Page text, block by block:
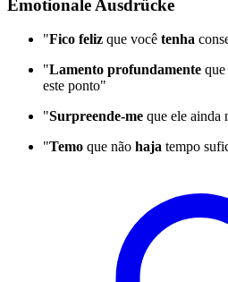
Emotionale Ausdrücke
"Fico feliz que você tenha
"Lamento profundamente que
este ponto"
"Surpreende-me que ele ainda
"Temo que não haja tempo